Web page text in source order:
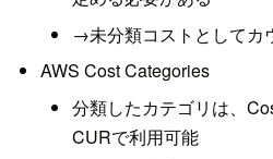
→未分類コストとしてカ
AWS Cost Categories
分類したカテゴリは、
CURで利用可能